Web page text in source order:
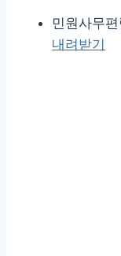
민원사무
내려받기